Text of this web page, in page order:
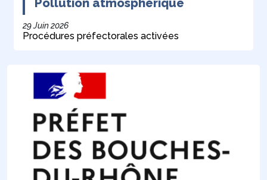
Pollution atmosphérique
29 Juin 2026
Procédures préfectorales activées